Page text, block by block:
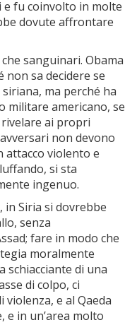
e fu coinvolto in molte
dovute affrontare
sanguinari. Obama
sa decidere se
ma perché ha
militare americano, se
rivelare ai propri
non devono
violento e
si sta
ingenuo.
Siria si dovrebbe
senza
fare in modo che
moralmente
schiacciante di una
di colpo, ci
violenza, e al Qaeda
in un’area molto